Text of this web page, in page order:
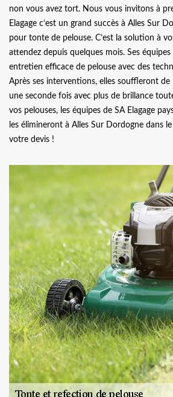
non vous avez tort. Nous vous invitons à
Elagage c’est un grand succès à Alles Sur
pour tonte de pelouse. C’est la solution à
attendez depuis quelques mois. Ses
entretien efficace de pelouse avec des
Après ses interventions, elles souffleront
une seconde fois avec plus de brillance
vos pelouses, les équipes de SA Elagage
les élimineront à Alles Sur Dordogne dans
votre devis !